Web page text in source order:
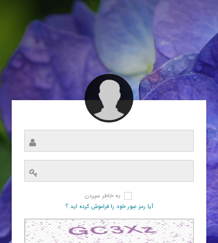
به خاطر سپردن
آیا رمز عبور خود را فراموش کرده اید ؟